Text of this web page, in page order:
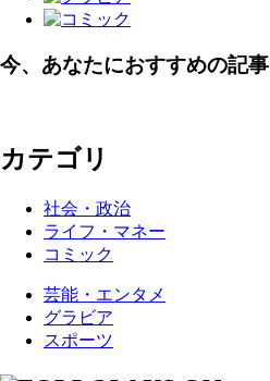
今、あなたにおすすめの記事
カテゴリ
社会・政治
ライフ・マネー
コミック
芸能・エンタメ
グラビア
スポーツ